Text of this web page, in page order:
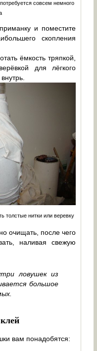
совсем немного
и поместите
скопления
ёмкость тряпкой,
для лёгкого
толстые нитки или веревку
очищать, после чего
наливая свежую
ловушек из
большое
вам понадобятся: